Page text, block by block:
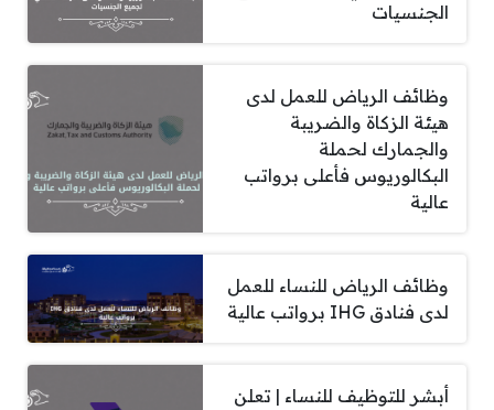
الجنسيات
وظائف الرياض للعمل لدى
هيئة الزكاة والضريبة
والجمارك لحملة
البكالوريوس فأعلى برواتب
عالية
وظائف الرياض للنساء للعمل
لدى فنادق IHG برواتب عالية
أبشر للتوظيف للنساء | تعلن